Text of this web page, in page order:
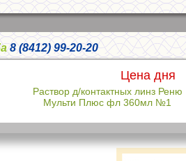
8 (8412) 99-20-20
Цена дня
Раствор д/контактных линз Реню
Мульти Плюс фл 360мл №1
Вода лечебная Зайечицкая
Горькая 0,5л негаз